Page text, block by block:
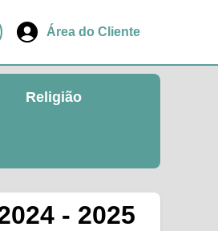
Área do Cliente
Religião
- 2025